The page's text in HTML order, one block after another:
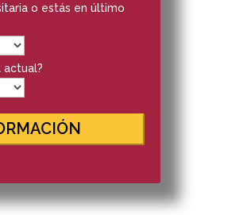
o estás en último
actual?